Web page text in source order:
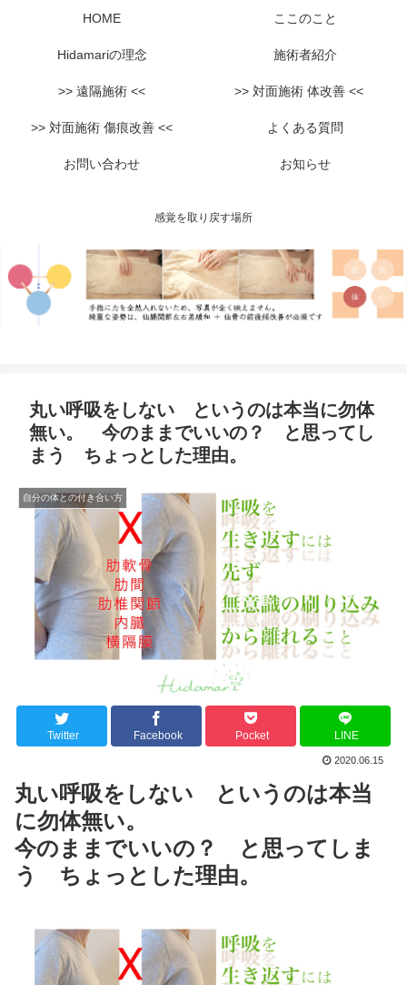
感覚を取り戻す場所
HOME ここのこと
Hidamariの理念 施術者紹介
>> 遠隔施術 << >> 対面施術 体改善 <<
>> 対面施術 傷痕改善 << よくある質問
お問い合わせ お知らせ
丸い呼吸をしない というのは本当に勿体
無い。 今のままでいいの？ と思ってし
まう ちょっとした理由。
自分の体との付き合い方
Twitter Facebook Pocket LINE
2020.06.15
丸い呼吸をしない というのは本当
に勿体無い。
今のままでいいの？ と思ってしま
う ちょっとした理由。